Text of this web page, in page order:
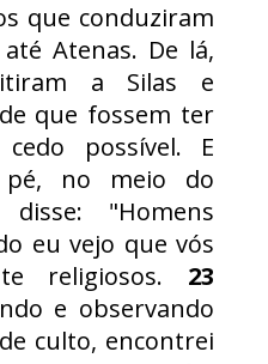
que conduziram
Atenas. De lá,
a Silas e
que fossem ter
possível. E
no meio do
disse: "Homens
eu vejo que vós
religiosos. 23
e observando
culto, encontrei